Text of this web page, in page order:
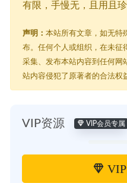
有限，手慢无，且用且
声明： 本站所有文章，如无特
布。任何个人或组织，在未征
采集、发布本站内容到任何网
站内容侵犯了原著者的合法权
VIP资源 VIP会员专属